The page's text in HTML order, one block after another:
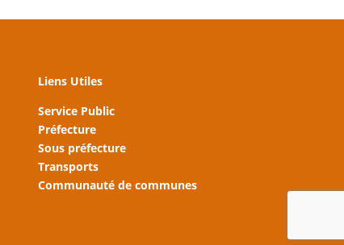
Liens Utiles
Service Public
Préfecture
Sous préfecture
Transports
Communauté de communes